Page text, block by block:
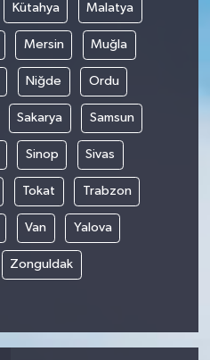
Kütahya Malatya
Mersin Muğla
Niğde Ordu
Sakarya Samsun
Sinop Sivas
Tokat Trabzon
Van Yalova
Zonguldak